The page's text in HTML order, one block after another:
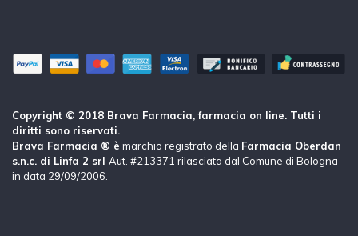
Copyright © 2018 Brava Farmacia, farmacia on line. Tutti i
diritti sono riservati.
Brava Farmacia ® è marchio registrato della Farmacia Oberdan
s.n.c. di Linfa 2 srl Aut. #213371 rilasciata dal Comune di Bologna
in data 29/09/2006.